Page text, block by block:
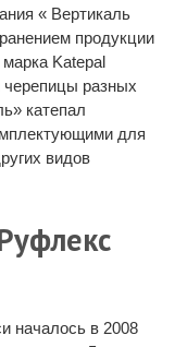
« Вертикаль
продукции
марка Katepal
разных
катепал
для
видов
началось в 2008